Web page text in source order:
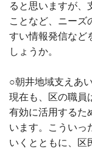
ると思いますが、
ことなど、ニーズ
すい情報発信など
しょうか。
○朝井地域支えあ
現在も、区の職員
有効に活用するた
います。こういっ
いくとともに、区